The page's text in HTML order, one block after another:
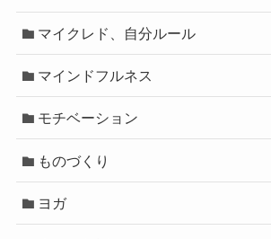
マイクレド、自分ルール
マインドフルネス
モチベーション
ものづくり
ヨガ